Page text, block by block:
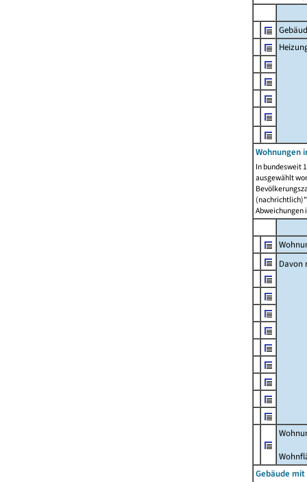
Wohnungen
In bundesweit
ausgewählt
Abweichungen
Davon
Gebäude